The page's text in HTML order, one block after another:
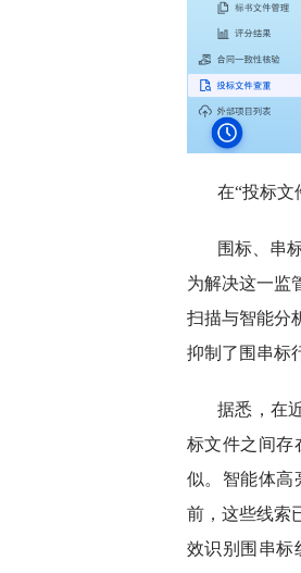
在“投标文
围标、串
为解决这一监
扫描与智能分
抑制了围串标
据悉，在
标文件之间存
似。智能体高
前，这些线索
效识别围串标